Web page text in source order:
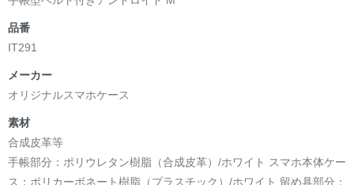
品番
IT291
メーカー
オリジナルスマホケース
素材
合成皮革等
手帳部分：ポリウレタン樹脂（合成皮革）/ホワイト スマホ本体ケー
ス：ポリカーボネート樹脂（プラスチック）/ホワイト 留め具部分：